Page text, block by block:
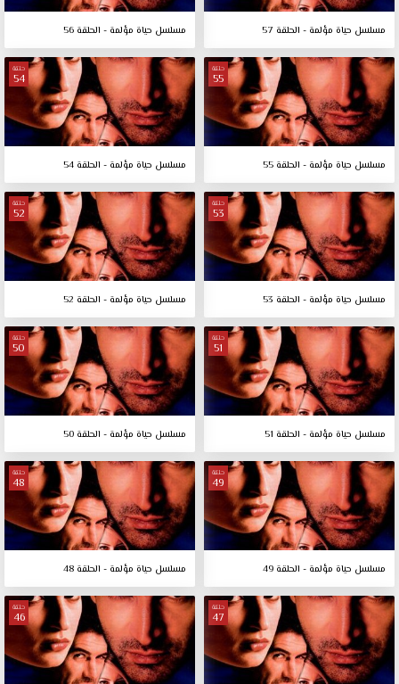
مسلسل حياة مؤلمة - الحلقة 57 مسلسل حياة مؤلمة - الحلقة 56
حلقة
55
مسلسل حياة مؤلمة - الحلقة 55
حلقة
54
مسلسل حياة مؤلمة - الحلقة 54
حلقة
53
مسلسل حياة مؤلمة - الحلقة 53
حلقة
52
مسلسل حياة مؤلمة - الحلقة 52
حلقة
51
مسلسل حياة مؤلمة - الحلقة 51
حلقة
50
مسلسل حياة مؤلمة - الحلقة 50
حلقة
49
مسلسل حياة مؤلمة - الحلقة 49
حلقة
48
مسلسل حياة مؤلمة - الحلقة 48
حلقة
47
حلقة
46